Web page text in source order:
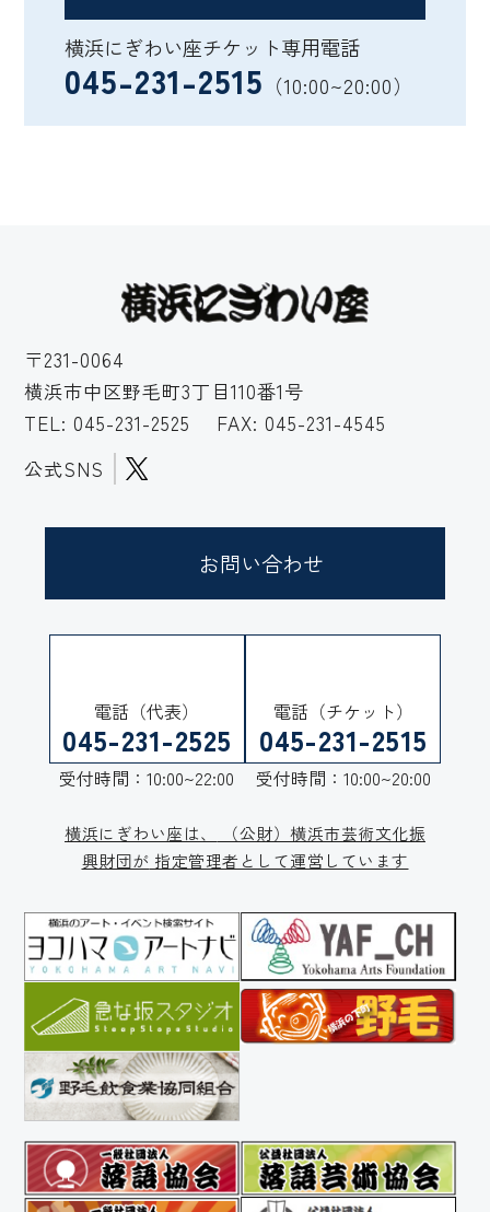
横浜にぎわい座チケット専用電話
045-231-2515 （10:00~20:00）
〒231-0064
横浜市中区野毛町3丁目110番1号
TEL: 045-231-2525
FAX: 045-231-4545
公式SNS
お問い合わせ
電話（代表）
045-231-2525
受付時間：10:00~22:00
電話（チケット）
045-231-2515
受付時間：10:00~20:00
横浜にぎわい座は、
（公財）横浜市芸術文化振
興財団が 指定管理者として運営しています